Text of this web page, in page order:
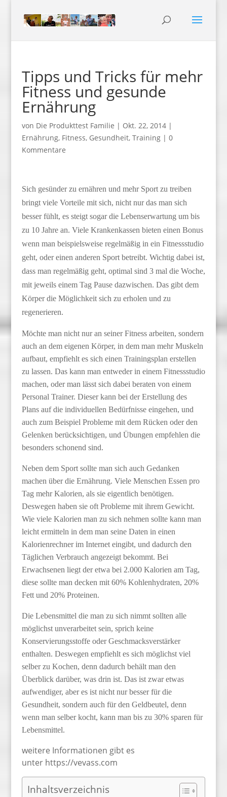
Tipps und Tricks für mehr
Fitness und gesunde
Ernährung
von Die Produkttest Familie | Okt. 22, 2014|
Ernährung, Fitness, Gesundheit, Training| 0
Kommentare
Sich gesünder zu ernähren und mehr Sport zu treiben
bringt viele Vorteile mit sich, nicht nur das man sich
besser fühlt, es steigt sogar die Lebenserwartung um bis
zu 10 Jahre an. Viele Krankenkassen bieten einen Bonus
wenn man beispielsweise regelmäßig in ein Fitnessstudio
geht, oder einen anderen Sport betreibt. Wichtig dabei ist,
dass man regelmäßig geht, optimal sind 3 mal die Woche,
mit jeweils einem Tag Pause dazwischen. Das gibt dem
Körper die Möglichkeit sich zu erholen und zu
regenerieren.
Möchte man nicht nur an seiner Fitness arbeiten, sondern
auch an dem eigenen Körper, in dem man mehr Muskeln
aufbaut, empfiehlt es sich einen Trainingsplan erstellen
zu lassen. Das kann man entweder in einem Fitnessstudio
machen, oder man lässt sich dabei beraten von einem
Personal Trainer. Dieser kann bei der Erstellung des
Plans auf die individuellen Bedürfnisse eingehen, und
auch zum Beispiel Probleme mit dem Rücken oder den
Gelenken berücksichtigen, und Übungen empfehlen die
besonders schonend sind.
Neben dem Sport sollte man sich auch Gedanken
machen über die Ernährung. Viele Menschen Essen pro
Tag mehr Kalorien, als sie eigentlich benötigen.
Deswegen haben sie oft Probleme mit ihrem Gewicht.
Wie viele Kalorien man zu sich nehmen sollte kann man
leicht ermitteln in dem man seine Daten in einen
Kalorienrechner im Internet eingibt, und dadurch den
Täglichen Verbrauch angezeigt bekommt. Bei
Erwachsenen liegt der etwa bei 2.000 Kalorien am Tag,
diese sollte man decken mit 60% Kohlenhydraten, 20%
Fett und 20% Proteinen.
Die Lebensmittel die man zu sich nimmt sollten alle
möglichst unverarbeitet sein, sprich keine
Konservierungsstoffe oder Geschmacksverstärker
enthalten. Deswegen empfiehlt es sich möglichst viel
selber zu Kochen, denn dadurch behält man den
Überblick darüber, was drin ist. Das ist zwar etwas
aufwendiger, aber es ist nicht nur besser für die
Gesundheit, sondern auch für den Geldbeutel, denn
wenn man selber kocht, kann man bis zu 30% sparen für
Lebensmittel.
weitere Informationen gibt es
unter https://vevass.com
Inhaltsverzeichnis